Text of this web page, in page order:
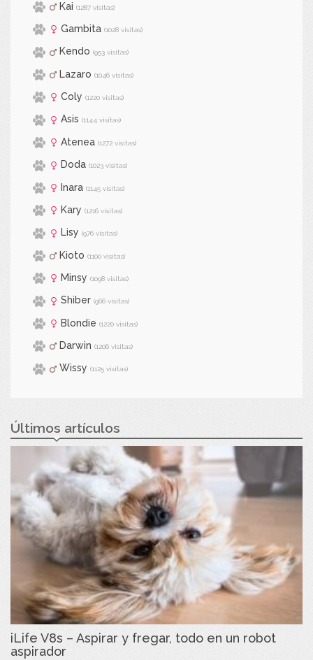
Kai (1287 visitas)
Gambita (1028 visitas)
Kendo (953 visitas)
Lazaro (1046 visitas)
Coly (1220 visitas)
Asis (1144 visitas)
Atenea (1272 visitas)
Doda (1023 visitas)
Inara (1145 visitas)
Kary (1216 visitas)
Lisy (976 visitas)
Kioto (1100 visitas)
Minsy (1098 visitas)
Shiber (966 visitas)
Blondie (1220 visitas)
Darwin (1206 visitas)
Wissy (1125 visitas)
Últimos artículos
iLife V8s – Aspirar y fregar, todo en un robot
aspirador